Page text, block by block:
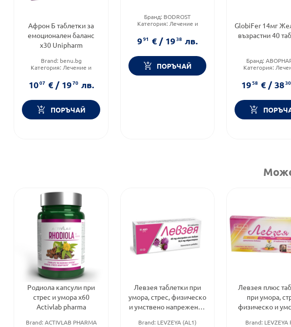
Афрон Б таблетки за
емоционален баланс
х30 Unipharm
Brand: benu.bg
Категория: Лечение и
Форма на продукта:
таблетки
1007 € / 1970 лв.
ПОРЪЧАЙ
Бранд: BODROST
Категория: Лечение и
Форма на продукта:
991 € / 1938 лв.
ПОРЪЧАЙ
GlobiFer 14мг
възрастни 40
Бранд:
Категория:
Форма на
таблетки
1958 € / 3830
Родиола капсули при
стрес и умора х60
Activlab pharma
Brand: ACTIVLAB PHARMA
Левзея таблетки при
умора, стрес, физическо
и умствено напрежение
Brand: LEVZEYA (AL1)
Левзея плюс
при умора,
физическо и
Brand: LEVZEYA